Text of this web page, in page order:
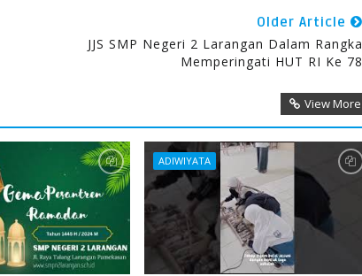
Older Article
JJS SMP Negeri 2 Larangan Dalam Rangka
Memperingati HUT RI Ke 78
View More
ADIWIYATA